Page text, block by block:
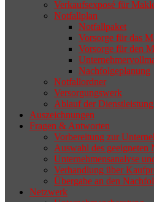
Verkaufsexposé für
Notfallplan
Notfallpaket
Vorsorge für das
Vorsorge für den
Nachfolgeplanung
Notfallordner
Versorgungswerk
Ablauf der Dienstleistung
Auszeichnungen
Fragen & Antworten
Vorbereitung zur
Auswahl des geeigneten
Unternehmensanalyse
Verhandlung über
Übergabe an den
Netzwerk